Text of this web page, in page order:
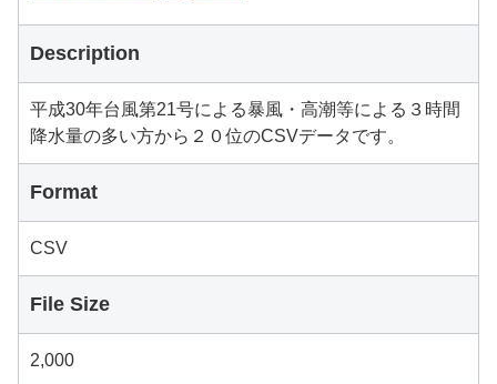
Description
平成30年台風第21号による暴風・高潮等による３時間
降水量の多い方から２０位のCSVデータです。
Format
CSV
File Size
2,000